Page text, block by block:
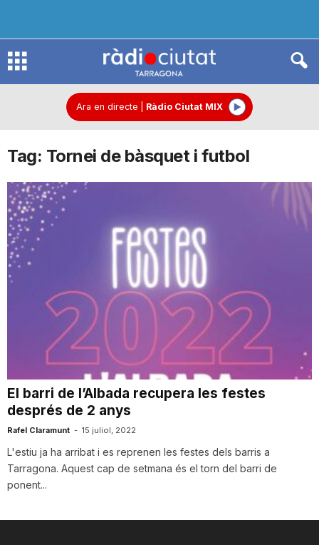
R
d
i
o
u
t
a
t
Ara en directe Ràdio Ciutat MIX
Tag: Tornei de bàsquet i futbol
El barri de l’Albada recupera les festes
després de 2 anys
Rafel Claramunt - 15 juliol, 2022
L'estiu ja ha arribat i es reprenen les festes dels barris a
Tarragona. Aquest cap de setmana és el torn del barri de
ponent...